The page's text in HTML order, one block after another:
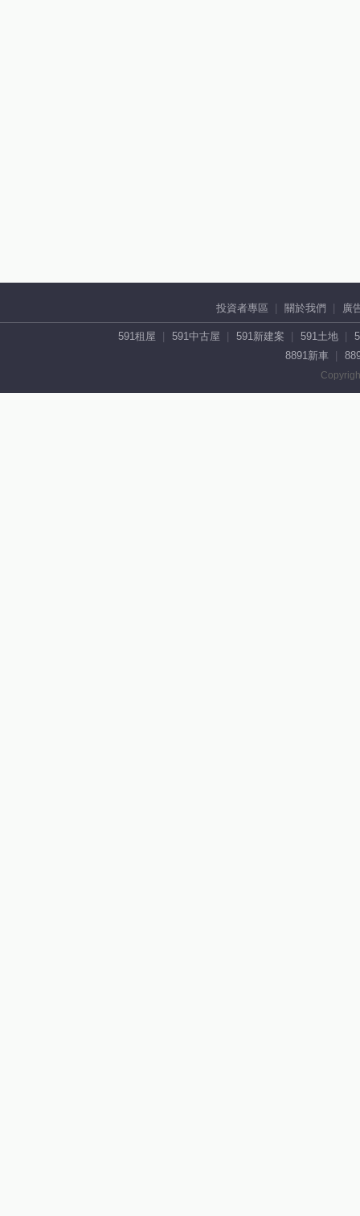
投資者專區 關於我們 廣
591租屋 591中古屋 591新建案 591土地
8891新車